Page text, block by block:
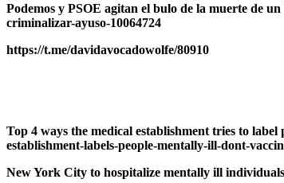
Podemos y PSOE agitan el bulo de la muerte de
criminalizar-ayuso-10064724
https://t.me/davidavocadowolfe/80910
Top 4 ways the medical establishment tries to
establishment-labels-people-mentally-ill-dont-
New York City to hospitalize mentally ill